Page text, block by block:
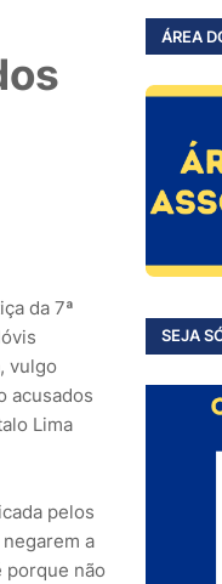
da 7ª
vulgo
acusados
Lima
pelos
a
porque não
ÁREA
SEJA